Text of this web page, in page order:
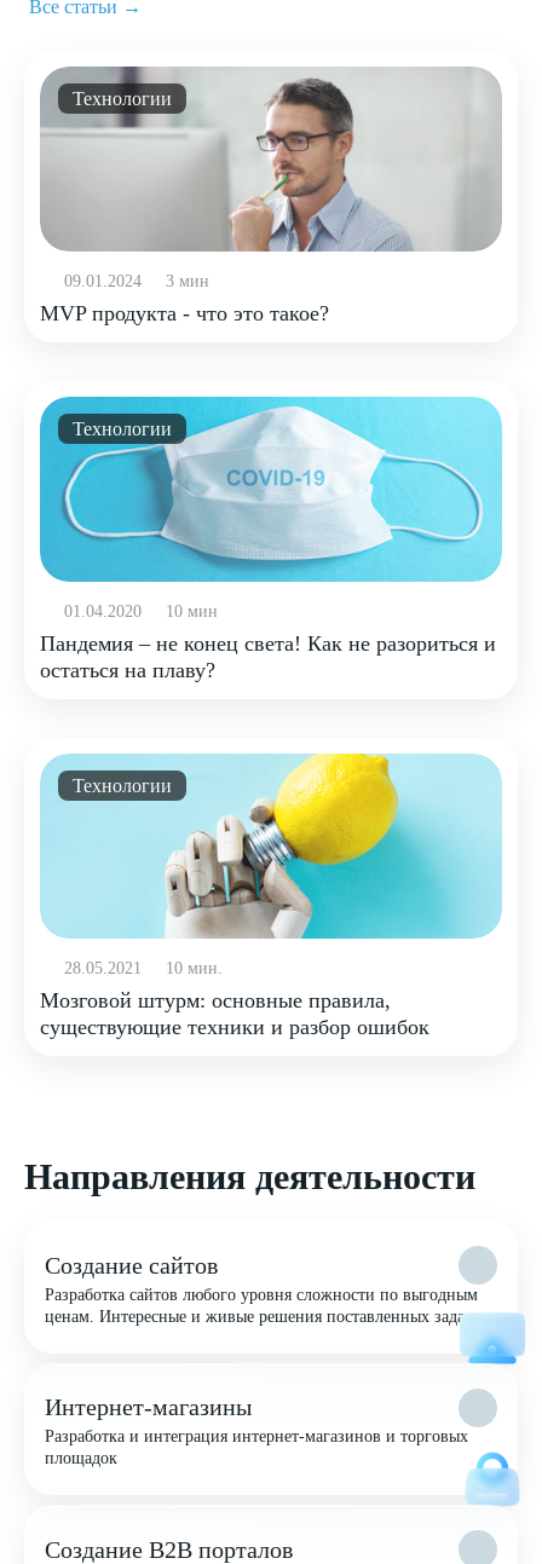
Все статьи →
Технологии
09.01.2024 3 мин
MVP продукта - что это такое?
Технологии
01.04.2020 10 мин
Пандемия – не конец света! Как не разориться и
остаться на плаву?
Технологии
28.05.2021 10 мин.
Мозговой штурм: основные правила,
существующие техники и разбор ошибок
Направления деятельности
Создание сайтов
Разработка сайтов любого уровня сложности по выгодным
ценам. Интересные и живые решения поставленных задач
Интернет-магазины
Разработка и интеграция интернет-магазинов и торговых
площадок
Создание B2B порталов